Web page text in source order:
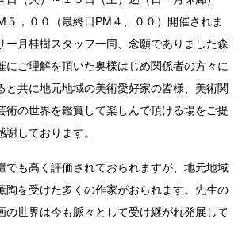
５，００（最終日PM４、００）開催されま
ー月桂樹スタッフ一同、念願でありました森
にご理解を頂いた奥様はじめ関係者の方々に
と共に地元地域の美術愛好家の皆様、美術関
術の世界を鑑賞して楽しんで頂ける場をご提
しております。
でも高く評価されておられますが、地元地域
陶を受けた多くの作家がおられます。先生の
の世界は今も脈々として受け継がれ発展して